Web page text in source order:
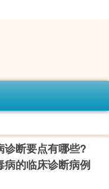
诊断要点有哪些?
病的临床诊断病例